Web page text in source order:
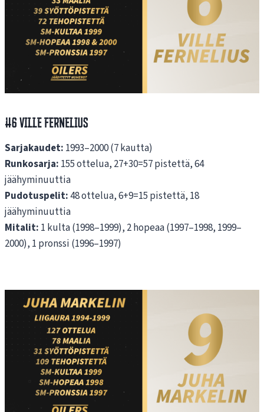
#6 Ville Fernelius
Sarjakaudet: 1993–2000 (7 kautta)
Runkosarja: 155 ottelua, 27+30=57 pistettä, 64
jäähyminuuttia
Pudotuspelit:48 ottelua, 6+9=15 pistettä, 18
jäähyminuuttia
Mitalit: 1 kulta (1998–1999), 2 hopeaa (1997–1998, 1999–
2000), 1 pronssi (1996–1997)